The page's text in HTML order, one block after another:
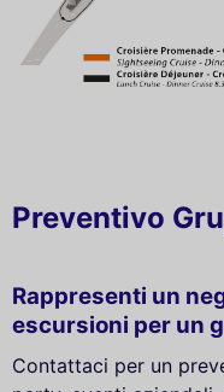
Preventivo
Rappresenti un
escursioni per un
Contattaci per un